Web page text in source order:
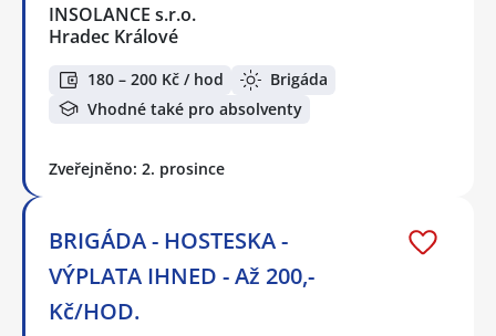
INSOLANCE s.r.o.
Hradec Králové
180 – 200 Kč / hod
Brigáda
Vhodné také pro absolventy
Zveřejněno: 2. prosince
BRIGÁDA - HOSTESKA -
VÝPLATA IHNED - Až 200,-
Kč/HOD.